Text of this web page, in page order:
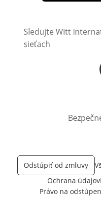
Sledujte Witt
sieťach
Odstúpiť od zmluvy
Ochrana údajov
Právo na